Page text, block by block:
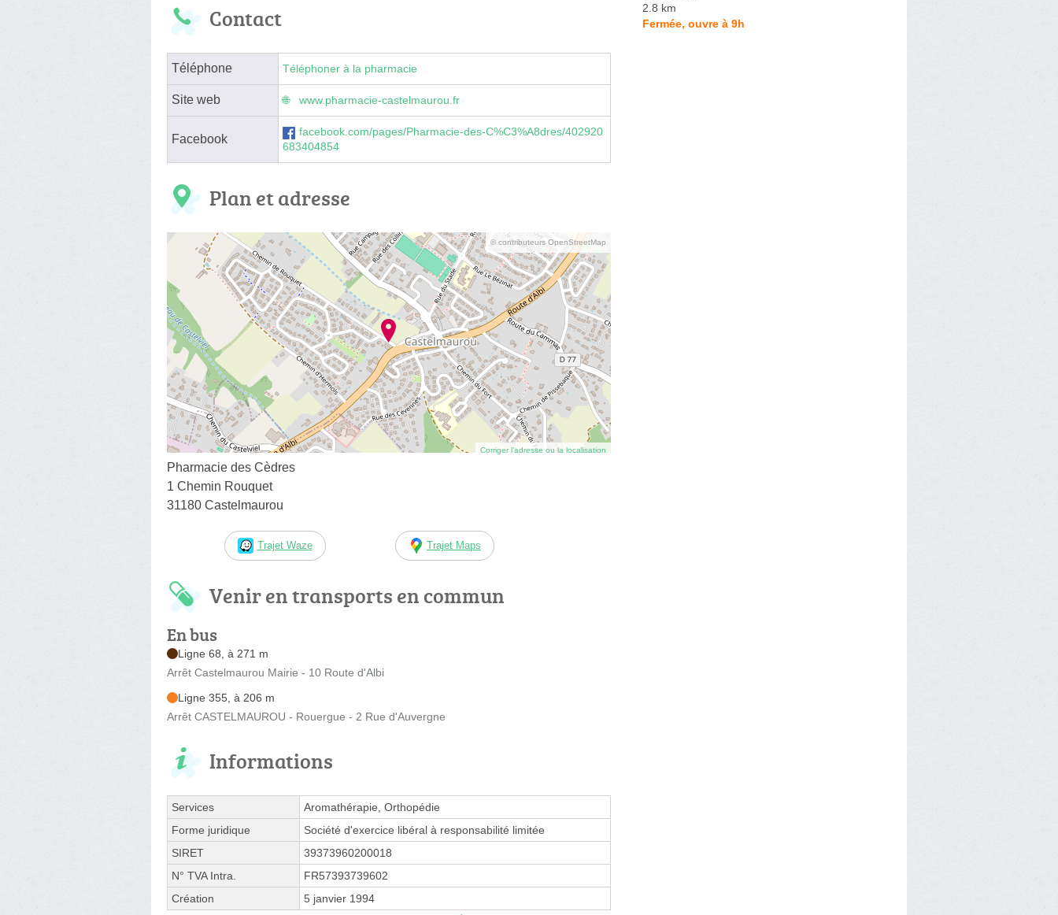
Contact
Téléphone Téléphoner à la pharmacie
Site web www.pharmacie-castelmaurou.fr
Facebook
facebook.com/pages/Pharmacie-des-C%C3%A8dres/402920
683404854
Plan et adresse
© contributeurs OpenStreetMap
Corriger l’adresse ou la localisation
Pharmacie des Cèdres
1 Chemin Rouquet
31180 Castelmaurou
Trajet Waze Trajet Maps
Venir en transports en commun
En bus
Ligne 68, à 271 m
Arrêt Castelmaurou Mairie - 10 Route d'Albi
Ligne 355, à 206 m
Arrêt CASTELMAUROU - Rouergue - 2 Rue d'Auvergne
Informations
Services
Aromathérapie, Orthopédie
Forme juridique
Société d'exercice libéral à responsabilité limitée
SIRET
39373960200018
N° TVA Intra.
FR57393739602
Création
5 janvier 1994
2.8 km
Fermée, ouvre à 9h